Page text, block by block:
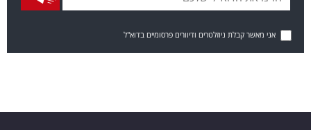
אני מאשר קבלת ניוזלטרים ודיוורים פרסומיים בדוא"ל